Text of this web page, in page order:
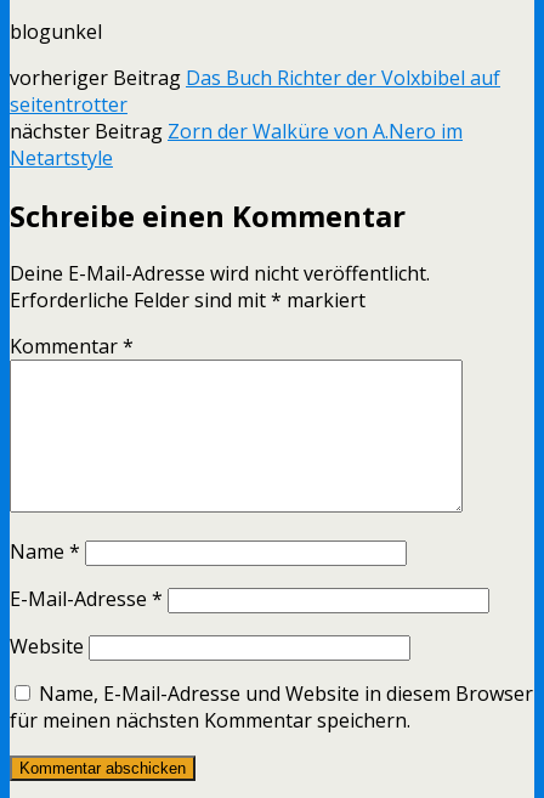
blogunkel
vorheriger Beitrag Das Buch Richter der Volxbibel auf
seitentrotter
nächster Beitrag Zorn der Walküre von A.Nero im
Netartstyle
Schreibe einen Kommentar
Deine E-Mail-Adresse wird nicht veröffentlicht.
Erforderliche Felder sind mit* markiert
Kommentar*
Name *
E-Mail-Adresse *
Website
Name, E-Mail-Adresse und Website in diesem Browser
für meinen nächsten Kommentar speichern.